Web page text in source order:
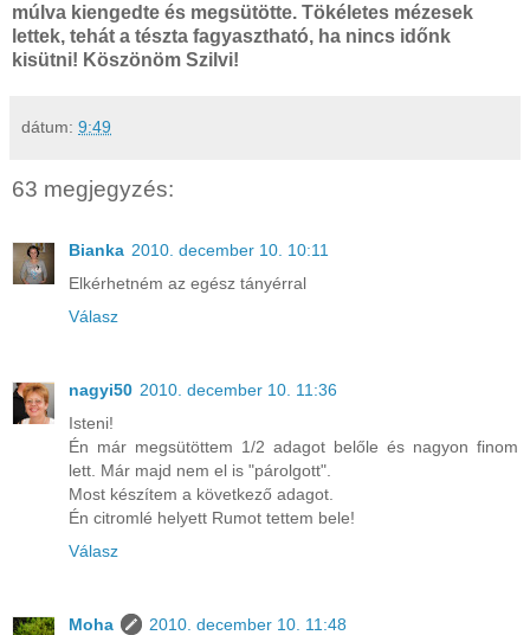
múlva kiengedte és megsütötte. Tökéletes mézesek
lettek, tehát a tészta fagyasztható, ha nincs időnk
kisütni! Köszönöm Szilvi!
dátum: 9:49
63 megjegyzés:
Bianka 2010. december 10. 10:11
Elkérhetném az egész tányérral
Válasz
nagyi50 2010. december 10. 11:36
Isteni!
Én már megsütöttem 1/2 adagot belőle és nagyon finom
lett. Már majd nem el is "párolgott".
Most készítem a következő adagot.
Én citromlé helyett Rumot tettem bele!
Válasz
Moha
2010. december 10. 11:48